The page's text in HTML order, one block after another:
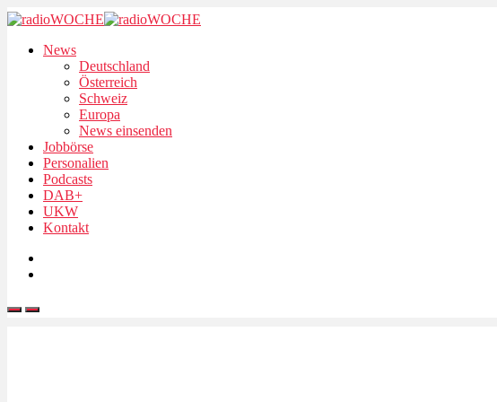
News
Deutschland
Österreich
Schweiz
Europa
News einsenden
Jobbörse
Personalien
Podcasts
DAB+
UKW
Kontakt